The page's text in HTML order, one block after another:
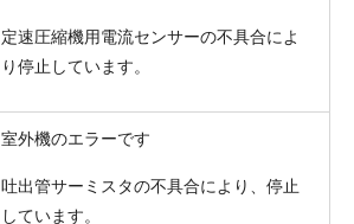
定速圧縮機用電流センサーの不具合によ
り停止しています。
室外機のエラーです
吐出管サーミスタの不具合により、停止
しています。